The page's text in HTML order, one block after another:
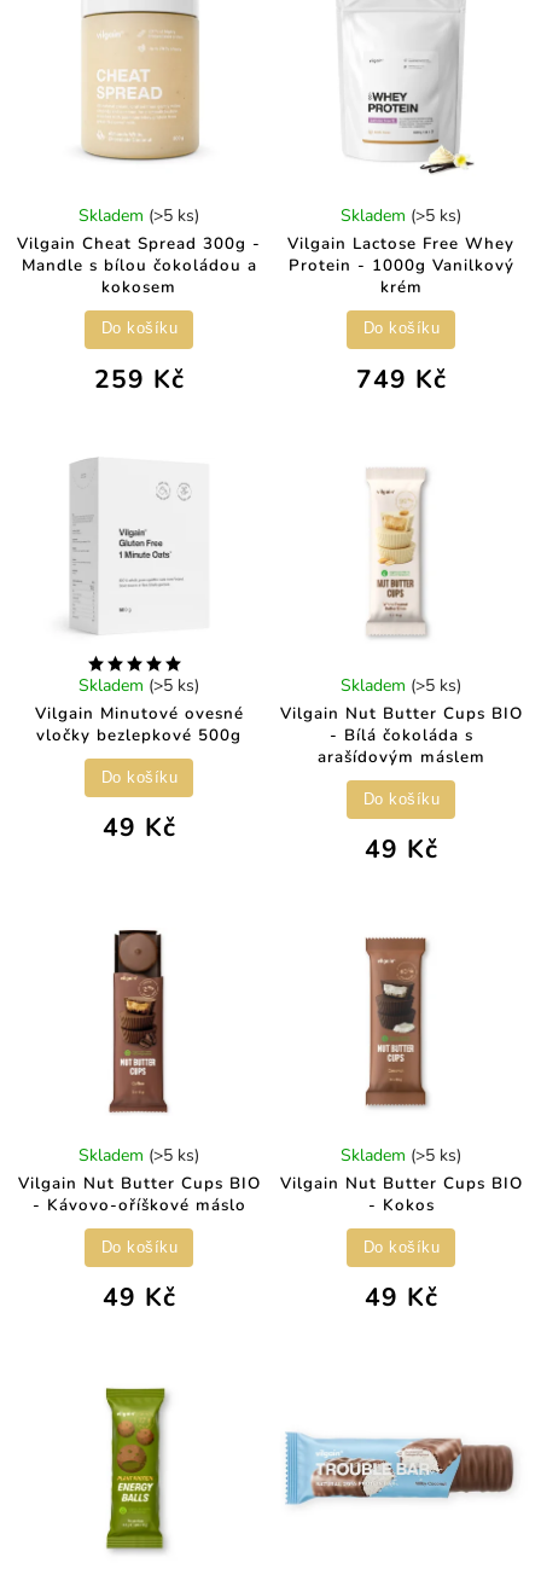
Vilgain Cheat Spread 300g -
Mandle s bílou čokoládou a
kokosem
Skladem (>5 ks)
259 Kč
Do košíku
Vilgain Lactose Free Whey
Protein - 1000g Vanilkový
krém
Skladem (>5 ks)
749 Kč
Do košíku
Vilgain Minutové ovesné
vločky bezlepkové 500g
Skladem (>5 ks)
49 Kč
Do košíku
Vilgain Nut Butter Cups BIO
- Bílá čokoláda s
arašídovým máslem
Skladem (>5 ks)
49 Kč
Do košíku
Vilgain Nut Butter Cups BIO
- Kávovo-oříškové máslo
Skladem (>5 ks)
49 Kč
Do košíku
Vilgain Nut Butter Cups BIO
- Kokos
Skladem (>5 ks)
49 Kč
Do košíku